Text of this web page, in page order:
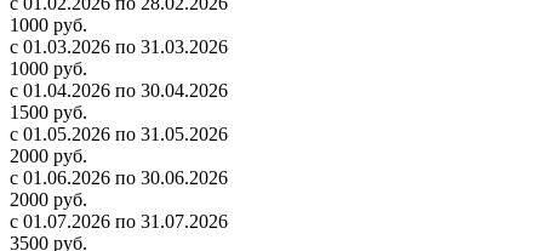
1000 руб.
с 01.03.2026 по 31.03.2026
1000 руб.
с 01.04.2026 по 30.04.2026
1500 руб.
с 01.05.2026 по 31.05.2026
2000 руб.
с 01.06.2026 по 30.06.2026
2000 руб.
с 01.07.2026 по 31.07.2026
3500 руб.